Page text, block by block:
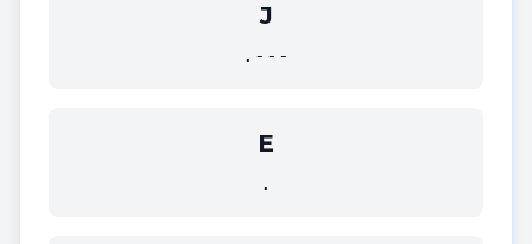
J
.---
E
.